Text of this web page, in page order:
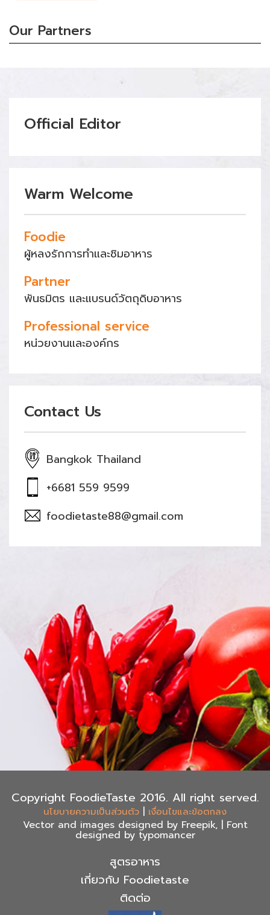
Our Partners
Official Editor
Warm Welcome
Foodie
ผู้หลงรักการทำและชิมอาหาร
Partner
พันธมิตร และแบรนด์วัตถุดิบอาหาร
Professional service
หน่วยงานและองค์กร
Contact Us
Bangkok Thailand
+6681 559 9599
foodietaste88@gmail.com
Copyright FoodieTaste 2016. All right served.
นโยบายความเป็นส่วนตัว | เงื่อนไขและข้อตกลง
Vector and images designed by Freepik, | Font
designed by typomancer
สูตรอาหาร
เกี่ยวกับ Foodietaste
ติดต่อ